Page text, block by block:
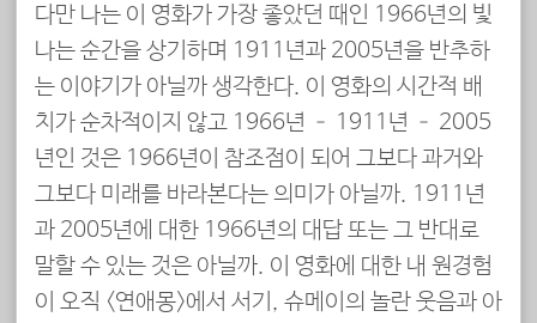
다만 나는 이 영화가 가장 좋았던 때인 1966년의 빛
나는 순간을 상기하며 1911년과 2005년을 반추하
는 이야기가 아닐까 생각한다. 이 영화의 시간적 배
치가 순차적이지 않고 1966년 – 1911년 – 2005
년인 것은 1966년이 참조점이 되어 그보다 과거와
그보다 미래를 바라본다는 의미가 아닐까. 1911년
과 2005년에 대한 1966년의 대답 또는 그 반대로
말할 수 있는 것은 아닐까. 이 영화에 대한 내 원경험
이 오직 <연애몽>에서 서기, 슈메이의 놀란 웃음과 아